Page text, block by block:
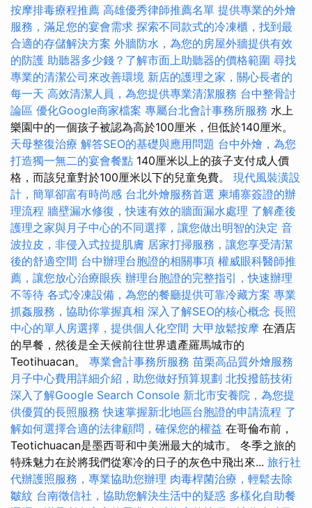
按摩排毒療程推薦 高雄優秀律師推薦名單 提供專業的外燴
服務，滿足您的宴會需求 探索不同款式的冷凍櫃，找到最
合適的存儲解決方案 外牆防水，為您的房屋外牆提供有效
的防護 助聽器多少錢？了解市面上助聽器的價格範圍 尋找
專業的清潔公司來改善環境 新店的護理之家，關心長者的
每一天 高效清潔人員，為您提供專業清潔服務 台中整骨討
論區 優化Google商家檔案 專屬台北會計事務所服務 水上
樂園中的一個孩子被認為高於100厘米，但低於140厘米。
天母整復治療 解答SEO的基礎與應用問題 台中外燴，為您
打造獨一無二的宴會餐點 140厘米以上的孩子支付成人價
格，而該兒童對於100厘米以下的兒童免費。 現代風裝潢設
計，簡單卻富有時尚感 台北外燴服務首選 柬埔寨簽證的辦
理流程 牆壁漏水修復，快速有效的牆面漏水處理 了解產後
護理之家與月子中心的不同選擇，讓您做出明智的決定 音
波拉皮，非侵入式拉提肌膚 居家打掃服務，讓您享受清潔
後的舒適空間 台中辦理台胞證的相關事項 權威眼科醫師推
薦，讓您放心治療眼疾 辦理台胞證的完整指引，快速辦理
不等待 各式冷凍設備，為您的餐廳提供可靠冷藏方案 專業
抓姦服務，協助你掌握真相 深入了解SEO的核心概念 長照
中心的單人房選擇，提供個人化空間 大甲放鬆按摩 在酒店
的早餐，然後是全天候前往世界遺產羅馬城市的
Teotihuacan。 專業會計事務所服務 苗栗高品質外燴服務
月子中心費用詳細介紹，助您做好預算規劃 北投撥筋技術
深入了解Google Search Console 新北市安養院，為您提
供優質的長照服務 快速掌握新北地區台胞證的申請流程 了
解如何選擇合適的法律顧問，確保您的權益 在哥倫布前，
Teotichuacan是墨西哥和中美洲最大的城市。 冬季之旅的
特殊魅力在於將我們從寒冷的日子的灰色中飛出來... 旅行社
代辦護照服務，專業協助您辦理 肉毒桿菌治療，輕鬆去除
皺紋 台南徵信社，協助您解決生活中的疑惑 多樣化自助餐